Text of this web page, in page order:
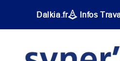
Dalkia.fr Infos